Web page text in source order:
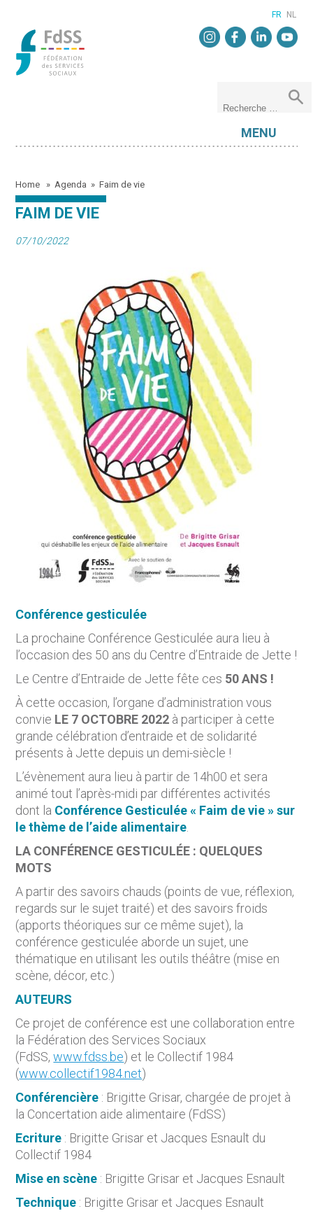
FR NL
MENU
Home »Agenda »Faim de vie
FAIM DE VIE
07/10/2022
Conférence gesticulée
La prochaine Conférence Gesticulée aura lieu à
l’occasion des 50 ans du Centre d’Entraide de Jette !
Le Centre d’Entraide de Jette fête ces 50 ANS !
À cette occasion, l’organe d’administration vous
convie LE 7 OCTOBRE 2022 à participer à cette
grande célébration d’entraide et de solidarité
présents à Jette depuis un demi-siècle !
L’évènement aura lieu à partir de 14h00 et sera
animé tout l’après-midi par différentes activités
dont la Conférence Gesticulée « Faim de vie » sur
le thème de l’aide alimentaire
LA CONFÉRENCE GESTICULÉE : QUELQUES
MOTS
A partir des savoirs chauds (points de vue, réflexion,
regards sur le sujet traité) et des savoirs froids
(apports théoriques sur ce même sujet), la
conférence gesticulée aborde un sujet, une
thématique en utilisant les outils théâtre (mise en
scène, décor, etc.)
AUTEURS
Ce projet de conférence est une collaboration entre
la Fédération des Services Sociaux
(FdSS,www.fdss.be) et le Collectif 1984
(www.collectif1984.net)
Conférencière : Brigitte Grisar, chargée de projet à
la Concertation aide alimentaire (FdSS)
Ecriture : Brigitte Grisar et Jacques Esnault du
Collectif 1984
Mise en scène : Brigitte Grisar et Jacques Esnault
Technique : Brigitte Grisar et Jacques Esnault